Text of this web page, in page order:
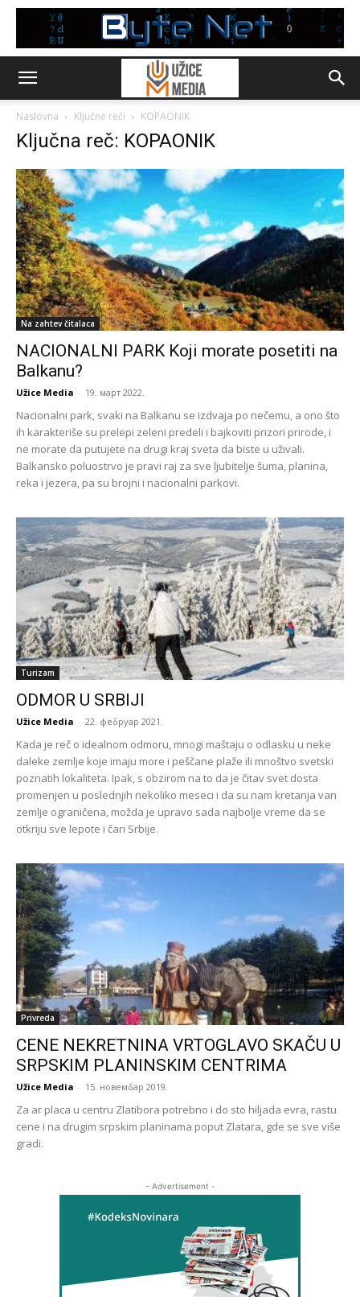
Naslovna Ključne reči KOPAONIK
Ključna reč: KOPAONIK
Na zahtev čitalaca
NACIONALNI PARK Koji morate posetiti na
Balkanu?
Užice Media - 19. март 2022.
Nacionalni park, svaki na Balkanu se izdvaja po nečemu, a ono što
ih karakteriše su prelepi zeleni predeli i bajkoviti prizori prirode, i
ne morate da putujete na drugi kraj sveta da biste u uživali.
Balkansko poluostrvo je pravi raj za sve ljubitelje šuma, planina,
reka i jezera, pa su brojni i nacionalni parkovi.
Turizam
ODMOR U SRBIJI
Užice Media - 22. фебруар 2021.
Kada je reč o idealnom odmoru, mnogi maštaju o odlasku u neke
daleke zemlje koje imaju more i peščane plaže ili mnoštvo svetski
poznatih lokaliteta. Ipak, s obzirom na to da je čitav svet dosta
promenjen u poslednjih nekoliko meseci i da su nam kretanja van
zemlje ograničena, možda je upravo sada najbolje vreme da se
otkriju sve lepote i čari Srbije.
Privreda
CENE NEKRETNINA VRTOGLAVO SKAČU U
SRPSKIM PLANINSKIM CENTRIMA
Užice Media - 15. новембар 2019.
Za ar placa u centru Zlatibora potrebno i do sto hiljada evra, rastu
cene i na drugim srpskim planinama poput Zlatara, gde se sve više
gradi.
- Advertisement -